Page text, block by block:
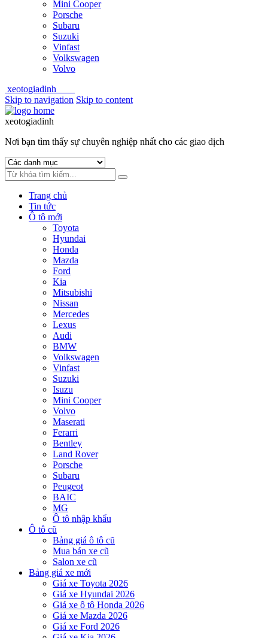
Mini Cooper
Porsche
Subaru
Suzuki
Vinfast
Volkswagen
Volvo
xeotogiadinh
Skip to navigation Skip to content
xeotogiadinh
Nơi bạn tìm thấy sự chuyên nghiệp nhất cho các giao dịch
Trang chủ
Tin tức
Ô tô mới
Toyota
Hyundai
Honda
Mazda
Ford
Kia
Mitsubishi
Nissan
Mercedes
Lexus
Audi
BMW
Volkswagen
Vinfast
Suzuki
Isuzu
Mini Cooper
Volvo
Maserati
Ferarri
Bentley
Land Rover
Porsche
Subaru
Peugeot
BAIC
MG
Ô tô nhập khẩu
Ô tô cũ
Bảng giá ô tô cũ
Mua bán xe cũ
Salon xe cũ
Bảng giá xe mới
Giá xe Toyota 2026
Giá xe Hyundai 2026
Giá xe ô tô Honda 2026
Giá xe Mazda 2026
Giá xe Ford 2026